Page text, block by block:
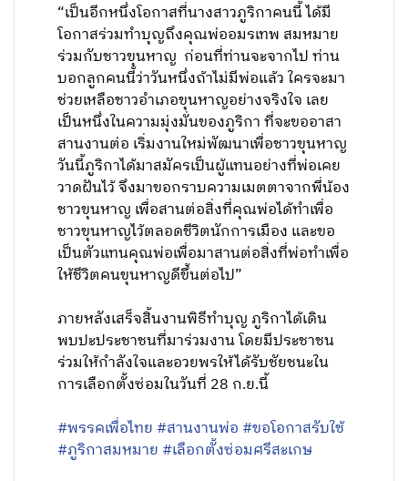
“เป็นอีกหนึ่งโอกาสที่นางสาวภูริกาคนนี้ ได้มี
โอกาสร่วมทำบุญถึงคุณพ่ออมรเทพ สมหมาย
ร่วมกับชาวขุนหาญ ก่อนที่ท่านจะจากไป ท่าน
บอกลูกคนนี้ว่าวันหนึ่งถ้าไม่มีพ่อแล้ว ใครจะมา
ช่วยเหลือชาวอำเภอขุนหาญอย่างจริงใจ เลย
เป็นหนึ่งในความมุ่งมั่นของภูริกา ที่จะขออาสา
สานงานต่อ เริ่มงานใหม่พัฒนาเพื่อชาวขุนหาญ
วันนี้ภูริกาได้มาสมัครเป็นผู้แทนอย่างที่พ่อเคย
วาดฝันไว้ จึงมาขอกราบความเมตตาจากพี่น้อง
ชาวขุนหาญ เพื่อสานต่อสิ่งที่คุณพ่อได้ทำเพื่อ
ชาวขุนหาญไว้ตลอดชีวิตนักการเมือง และขอ
เป็นตัวแทนคุณพ่อเพื่อมาสานต่อสิ่งที่พ่อทำเพื่อ
ให้ชีวิตคนขุนหาญดีขึ้นต่อไป”
ภายหลังเสร็จสิ้นงานพิธีทำบุญ ภูริกาได้เดิน
พบปะประชาชนที่มาร่วมงาน โดยมีประชาชน
ร่วมให้กำลังใจและอวยพรให้ได้รับชัยชนะใน
การเลือกตั้งซ่อมในวันที่ 28 ก.ย.นี้
#พรรคเพื่อไทย #สานงานพ่อ #ขอโอกาสรับใช้
#ภูริกาสมหมาย #เลือกตั้งซ่อมศรีสะเกษ